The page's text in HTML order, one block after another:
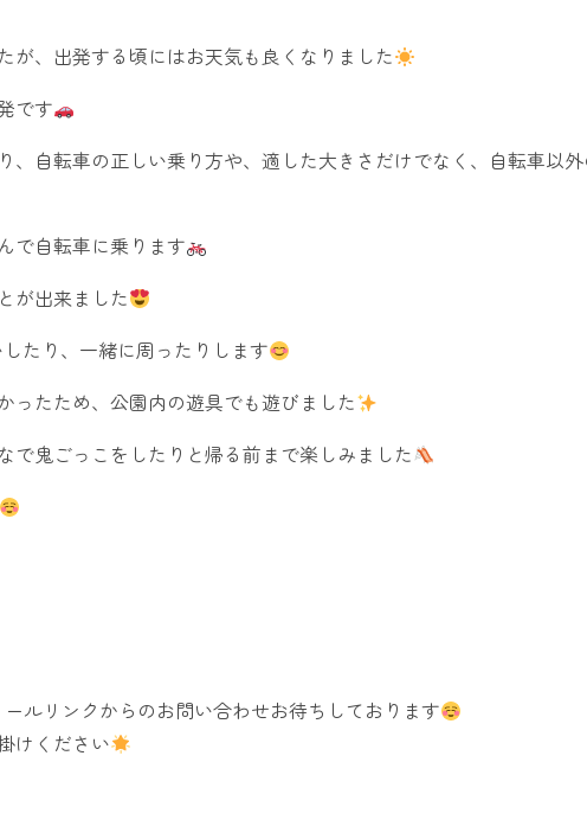
が、出発する頃にはお天気も良くなりました
です
、自転車の正しい乗り方や、適した大きさだけでなく、自転車以
で自転車に乗ります
が出来ました
たり、一緒に周ったりします
ったため、公園内の遊具でも遊びました
鬼ごっこをしたりと帰る前まで楽しみました
ルリンクからのお問い合わせお待ちしております
けください